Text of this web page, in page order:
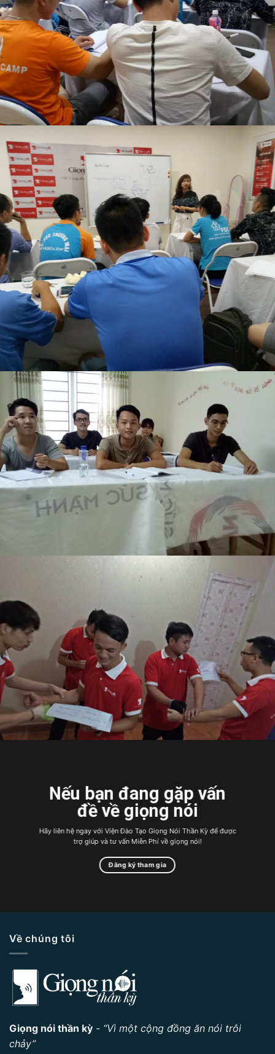
Nếu bạn đang gặp vấn
đề về giọng nói
Hãy liên hệ ngay với Viện Đào Tạo Giọng Nói Thần Kỳ để được
trợ giúp và tư vấn Miễn Phí về giọng nói!
Đăng ký tham gia
Về chúng tôi
Giọng nói thần kỳ - “Vì một cộng đồng ăn nói trôi
chảy”